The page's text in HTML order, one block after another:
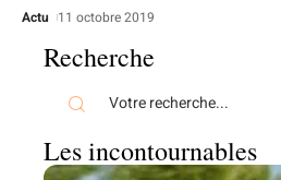
Actu 11 octobre 2019
Recherche
Les incontournables